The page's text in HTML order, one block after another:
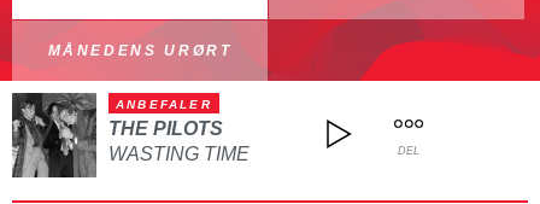
MÅNEDENS URØRT
ANBEFALER
THE PILOTS
WASTING TIME
DEL